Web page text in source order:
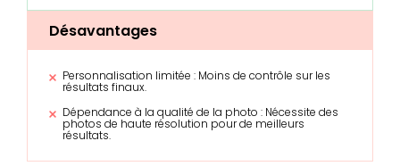
Désavantages
Personnalisation limitée : Moins de contrôle sur les
résultats finaux.
Dépendance à la qualité de la photo : Nécessite des
photos de haute résolution pour de meilleurs
résultats.